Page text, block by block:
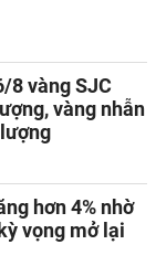
8 vàng SJC
vàng nhẫn
hơn 4% nhờ
vọng mở lại